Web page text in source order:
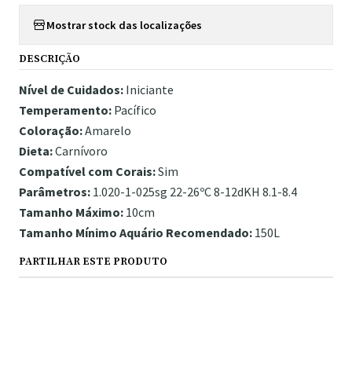
Mostrar stock das localizações
DESCRIÇÃO
Nível de Cuidados: Iniciante
Temperamento: Pacífico
Coloração:Amarelo
Dieta:Carnívoro
Compatível com Corais:Sim
Parâmetros: 1.020-1-025sg 22-26ºC 8-12dKH 8.1-8.4
Tamanho Máximo: 10cm
Tamanho Mínimo Aquário Recomendado: 150L
PARTILHAR ESTE PRODUTO